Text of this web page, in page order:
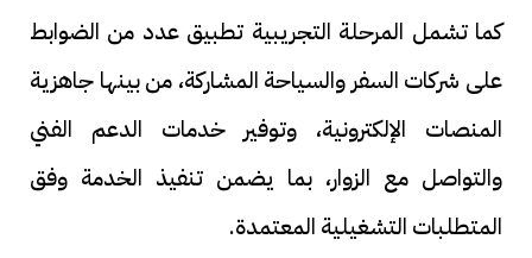
كما تشمل المرحلة التجريبية تطبيق عدد من الضوابط
على شركات السفر والسياحة المشاركة، من بينها جاهزية
المنصات الإلكترونية، وتوفير خدمات الدعم الفني
والتواصل مع الزوار، بما يضمن تنفيذ الخدمة وفق
المتطلبات التشغيلية المعتمدة.